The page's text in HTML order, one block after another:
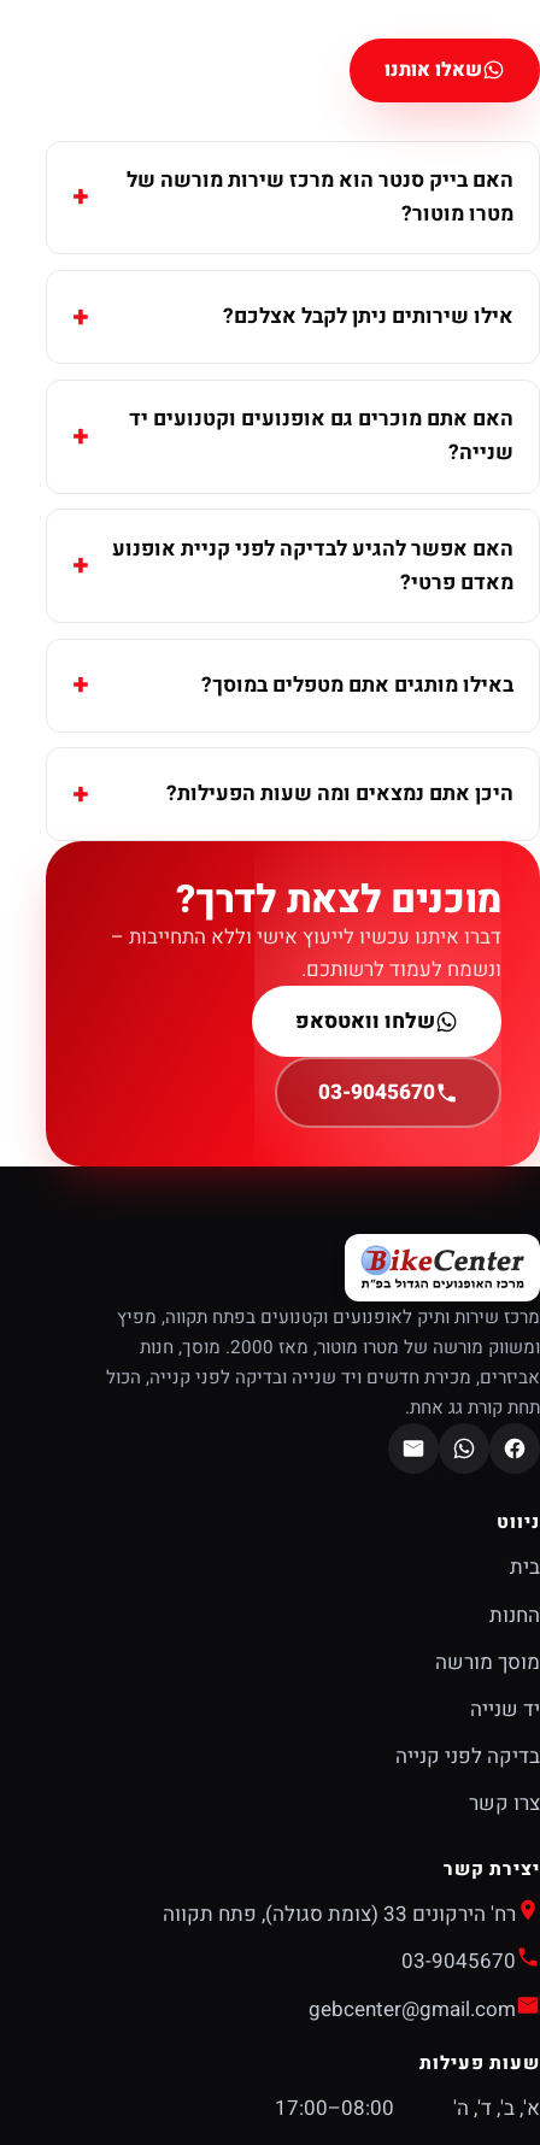
שאלו אותנו
האם בייק סנטר הוא מרכז שירות מורשה של
מטרו מוטור?
אילו שירותים ניתן לקבל אצלכם?
האם אתם מוכרים גם אופנועים וקטנועים יד
שנייה?
האם אפשר להגיע לבדיקה לפני קניית אופנוע
מאדם פרטי?
באילו מותגים אתם מטפלים במוסך?
היכן אתם נמצאים ומה שעות הפעילות?
מוכנים לצאת לדרך?
דברו איתנו עכשיו לייעוץ אישי וללא התחייבות –
ונשמח לעמוד לרשותכם.
שלחו וואטסאפ
03-9045670
מרכז שירות ותיק לאופנועים וקטנועים בפתח תקווה, מפיץ
ומשווק מורשה של מטרו מוטור, מאז 2000. מוסך, חנות
אביזרים, מכירת חדשים ויד שנייה ובדיקה לפני קנייה, הכול
תחת קורת גג אחת.
ניווט
בית
החנות
מוסך מורשה
יד שנייה
בדיקה לפני קנייה
צרו קשר
יצירת קשר
רח' הירקונים 33 (צומת סגולה), פתח תקווה
03-9045670
gebcenter@gmail.com
שעות פעילות
א', ב', ד', ה'
08:00–17:00